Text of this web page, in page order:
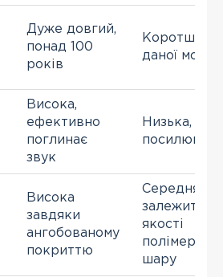
Дуже довгий,
понад 100
років
Коротший,
даної
Висока,
ефективно
поглинає
звук
Низька,
Висока
завдяки
ангобованому
покриттю
Середня,
залежить
якості
шару